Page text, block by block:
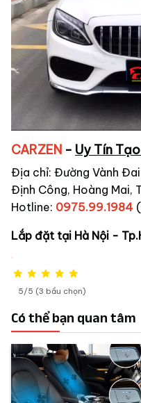
CARZEN - Uy Tín
Địa chỉ: Đường Vành
Định Công, Hoàng Mai,
Hotline: 0975.99.1984
Lắp đặt tại Hà Nội -
5/5 (3 bầu chọn)
Có thể bạn quan tâm